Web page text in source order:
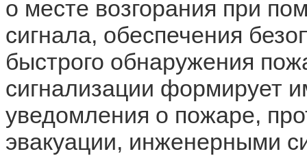
о месте возгорания при
сигнала, обеспечения
быстрого обнаружения
сигнализации формирует
уведомления о пожаре,
эвакуации, инженерными